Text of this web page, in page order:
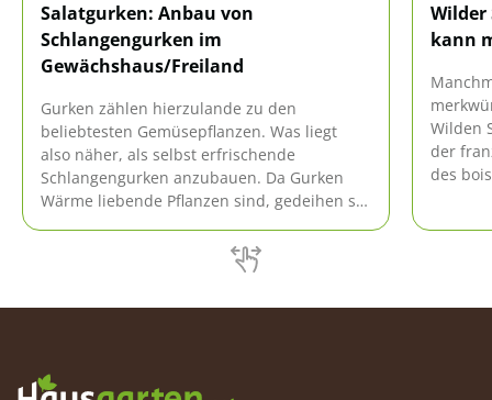
Salatgurken: Anbau von
Schlangengurken im
Gewächshaus/Freiland
Gurken zählen hierzulande zu den
beliebtesten Gemüsepflanzen. Was liegt
also näher, als selbst erfrischende
Schlangengurken anzubauen. Da Gurken
Wärme liebende Pflanzen sind, gedeihen sie
Gewächshaus hat, kann verschiedene
Sorten auch im Freiland kultivieren. Was Sie
Wilder
kann
Wilden
der
des